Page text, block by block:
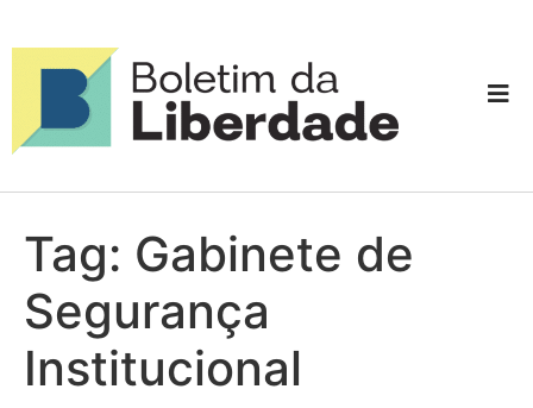
Tag: Gabinete de
Segurança
Institucional